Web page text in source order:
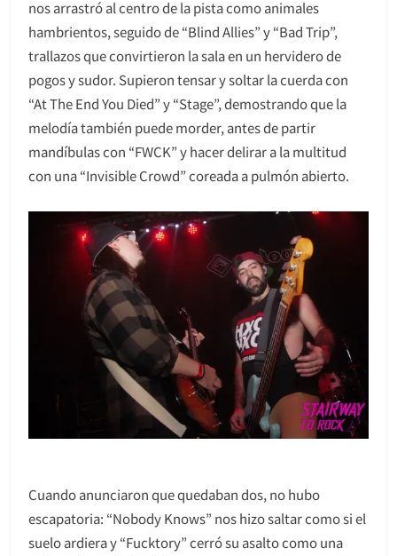
nos arrastró al centro de la pista como animales
hambrientos, seguido de “Blind Allies” y “Bad Trip”,
trallazos que convirtieron la sala en un hervidero de
pogos y sudor. Supieron tensar y soltar la cuerda con
“At The End You Died” y “Stage”, demostrando que la
melodía también puede morder, antes de partir
mandíbulas con “FWCK” y hacer delirar a la multitud
con una “Invisible Crowd” coreada a pulmón abierto.
Cuando anunciaron que quedaban dos, no hubo
escapatoria: “Nobody Knows” nos hizo saltar como si el
suelo ardiera y “Fucktory” cerró su asalto como una